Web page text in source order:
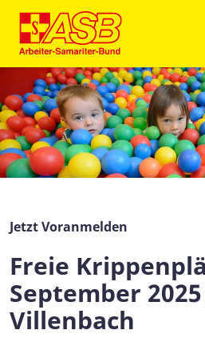
Jetzt Voranmelden
Freie
September
Villenbach